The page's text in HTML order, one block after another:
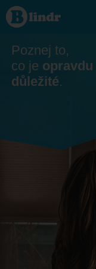
Seznamka
- Ona
hledá
krajPoznej to,
co je opravdu
důležité.